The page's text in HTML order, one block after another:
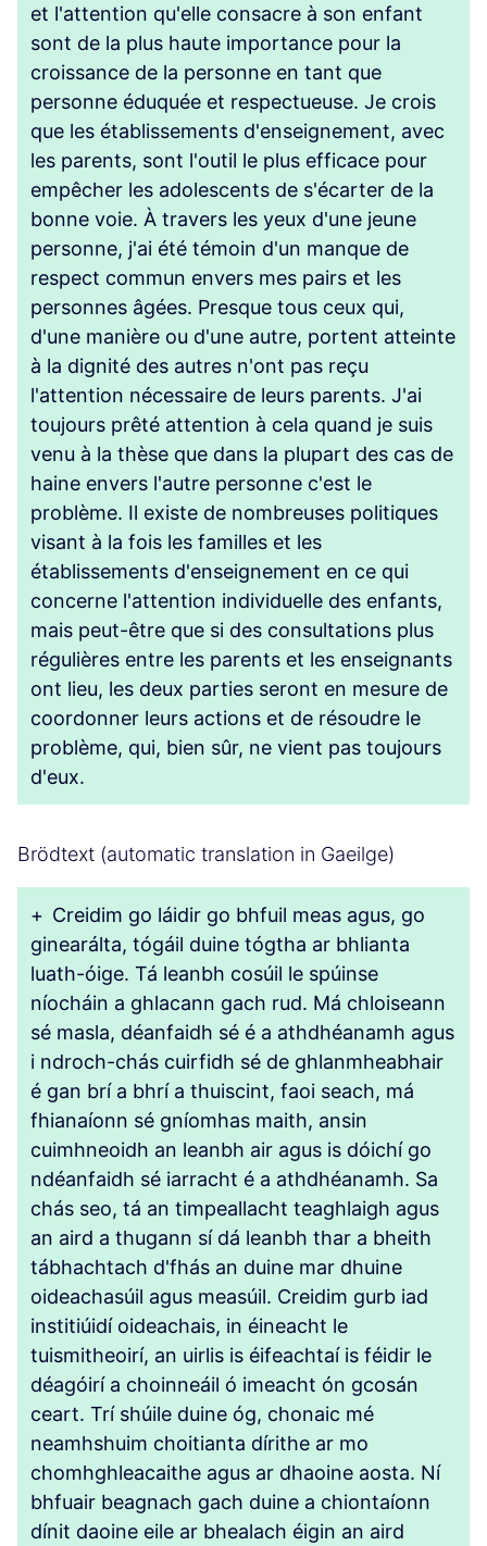
et l'attention qu'elle consacre à son enfant
sont de la plus haute importance pour la
croissance de la personne en tant que
personne éduquée et respectueuse. Je crois
que les établissements d'enseignement, avec
les parents, sont l'outil le plus efficace pour
empêcher les adolescents de s'écarter de la
bonne voie. À travers les yeux d'une jeune
personne, j'ai été témoin d'un manque de
respect commun envers mes pairs et les
personnes âgées. Presque tous ceux qui,
d'une manière ou d'une autre, portent atteinte
à la dignité des autres n'ont pas reçu
l'attention nécessaire de leurs parents. J'ai
toujours prêté attention à cela quand je suis
venu à la thèse que dans la plupart des cas de
haine envers l'autre personne c'est le
problème. Il existe de nombreuses politiques
visant à la fois les familles et les
établissements d'enseignement en ce qui
concerne l'attention individuelle des enfants,
mais peut-être que si des consultations plus
régulières entre les parents et les enseignants
ont lieu, les deux parties seront en mesure de
coordonner leurs actions et de résoudre le
problème, qui, bien sûr, ne vient pas toujours
d'eux.
Brödtext (automatic translation in Gaeilge)
+ Creidim go láidir go bhfuil meas agus, go
ginearálta, tógáil duine tógtha ar bhlianta
luath-óige. Tá leanbh cosúil le spúinse
níocháin a ghlacann gach rud. Má chloiseann
sé masla, déanfaidh sé é a athdhéanamh agus
i ndroch-chás cuirfidh sé de ghlanmheabhair
é gan brí a bhrí a thuiscint, faoi seach, má
fhianaíonn sé gníomhas maith, ansin
cuimhneoidh an leanbh air agus is dóichí go
ndéanfaidh sé iarracht é a athdhéanamh. Sa
chás seo, tá an timpeallacht teaghlaigh agus
an aird a thugann sí dá leanbh thar a bheith
tábhachtach d'fhás an duine mar dhuine
oideachasúil agus measúil. Creidim gurb iad
institiúidí oideachais, in éineacht le
tuismitheoirí, an uirlis is éifeachtaí is féidir le
déagóirí a choinneáil ó imeacht ón gcosán
ceart. Trí shúile duine óg, chonaic mé
neamhshuim choitianta dírithe ar mo
chomhghleacaithe agus ar dhaoine aosta. Ní
bhfuair beagnach gach duine a chiontaíonn
dínit daoine eile ar bhealach éigin an aird